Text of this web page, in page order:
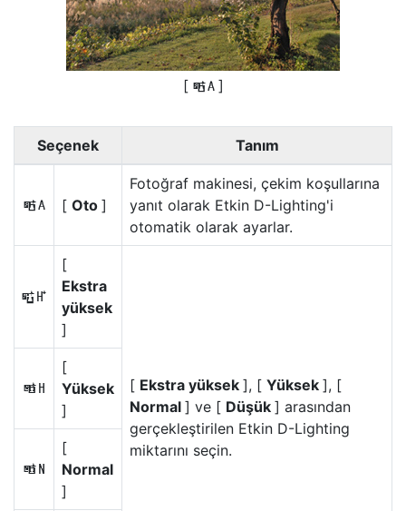
[ Y ]
Seçenek Tanım
Y [ Oto ]
Fotoğraf makinesi, çekim koşullarına
yanıt olarak Etkin D-Lighting'i
otomatik olarak ayarlar.
Z
[
Ekstra
yüksek
]
[ Ekstra yüksek ], [ Yüksek ], [
Normal ] ve [ Düşük ] arasından
gerçekleştirilen Etkin D-Lighting
miktarını seçin.
P
[
Yüksek
]
Q
[
Normal
]